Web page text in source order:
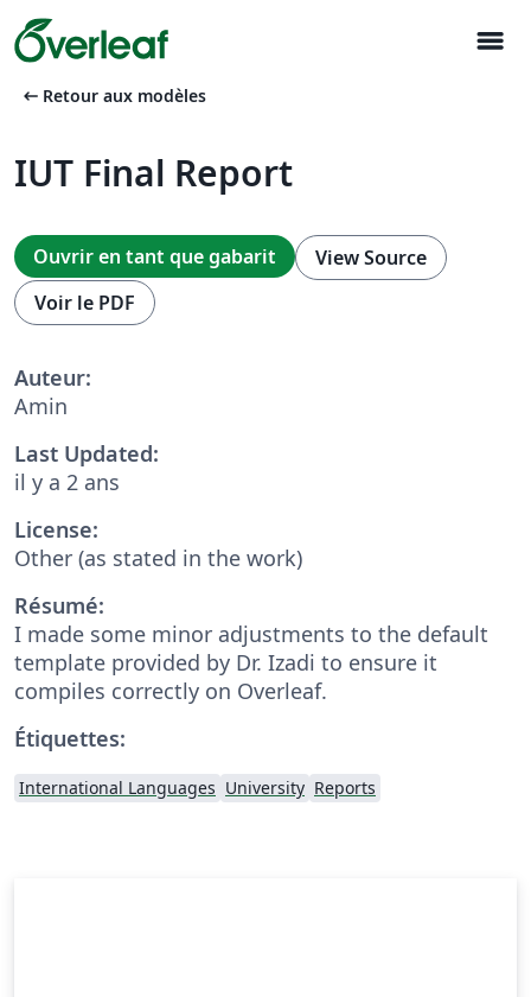
menu
arrow_left_alt Retour aux modèles
IUT Final Report
Ouvrir en tant que gabarit
View Source
Voir le PDF
Auteur:
Amin
Last Updated:
il y a 2 ans
License:
Other (as stated in the work)
Résumé:
I made some minor adjustments to the default
template provided by Dr. Izadi to ensure it
compiles correctly on Overleaf.
Étiquettes:
International Languages University Reports